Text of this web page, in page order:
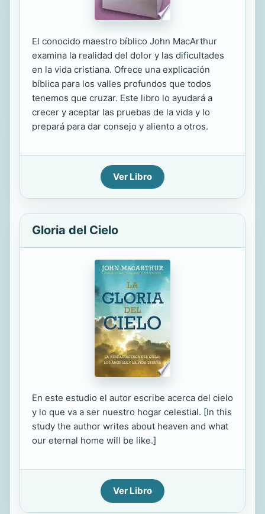
El conocido maestro bíblico John MacArthur
examina la realidad del dolor y las dificultades
en la vida cristiana. Ofrece una explicación
bíblica para los valles profundos que todos
tenemos que cruzar. Este libro lo ayudará a
crecer y aceptar las pruebas de la vida y lo
prepará para dar consejo y aliento a otros.
Ver Libro
Gloria del Cielo
En este estudio el autor escribe acerca del cielo
y lo que va a ser nuestro hogar celestial. [In this
study the author writes about heaven and what
our eternal home will be like.]
Ver Libro